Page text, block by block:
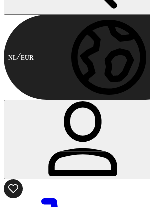
NL EUR